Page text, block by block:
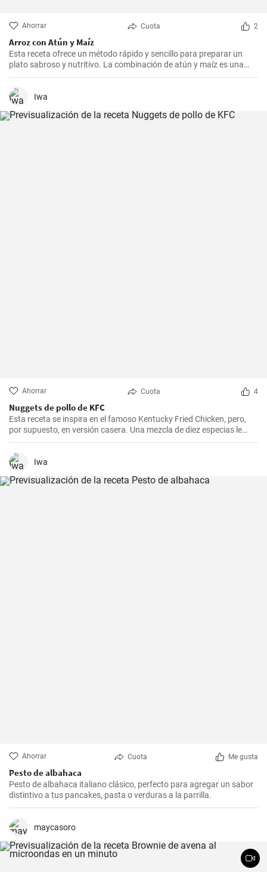
Ahorrar Cuota 2
Arroz con Atún y Maíz
Esta receta ofrece un método rápido y sencillo para preparar un
plato sabroso y nutritivo. La combinación de atún y maíz es una
excelente manera de agregar algo de proteína y color a nuestra
dieta diaria.
Iwa
Ahorrar Cuota 4
Nuggets de pollo de KFC
Esta receta se inspira en el famoso Kentucky Fried Chicken, pero,
por supuesto, en versión casera. Una mezcla de diez especias le
añade el sabor original.
Iwa
Ahorrar Cuota Me gusta
Pesto de albahaca
Pesto de albahaca italiano clásico, perfecto para agregar un sabor
distintivo a tus pancakes, pasta o verduras a la parrilla.
maycasoro